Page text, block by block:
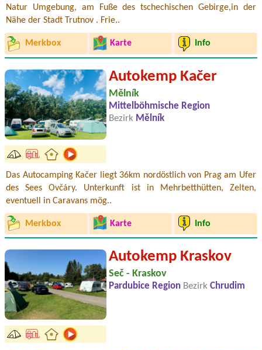
Natur Umgebung, am Fuße des tschechischen Gebirge,in der
Nähe der Stadt Trutnov . Frie..
Merkbox Karte Info
Autokemp Kačer
Mělník
Mittelböhmische Region
Bezirk Mělník
Das Autocamping Kačer liegt 36km nordöstlich von Prag am Ufer
des Sees Ovčáry. Unterkunft ist in Mehrbetthütten, Zelten,
eventuell in Caravans mög..
Merkbox Karte Info
Autokemp Kraskov
Seč - Kraskov
Pardubice Region Bezirk Chrudim